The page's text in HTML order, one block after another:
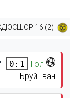
16 (2)
0:1
Гол
Бруй Іван